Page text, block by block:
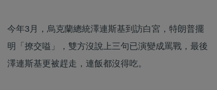
今年3月，烏克蘭總統澤連斯基到訪白宮，特朗普擺
明「撩交嗌」，雙方沒說上三句已演變成罵戰，最後
澤連斯基更被趕走，連飯都沒得吃。